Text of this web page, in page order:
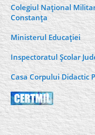
Colegiul Naţional
Constanţa
Ministerul Educaţiei
Inspectoratul Şcolar
Casa Corpului Didactic